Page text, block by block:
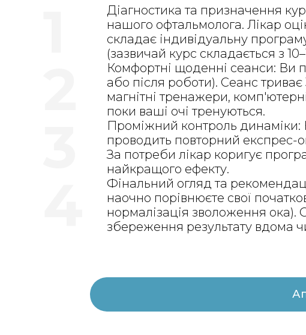
Діагностика та призначення
нашого офтальмолога. Лікар
складає індивідуальну
(зазвичай курс складається з
Комфортні щоденні сеанси: Ви
або після роботи). Сеанс
магнітні тренажери,
поки ваші очі тренуються.
Проміжний контроль динаміки:
проводить повторний експрес-
За потреби лікар коригує
найкращого ефекту.
Фінальний огляд та
наочно порівнюєте свої
нормалізація зволоження ока).
збереження результату вдома